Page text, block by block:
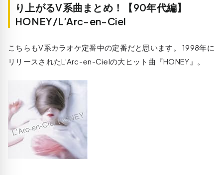
り上がるV系曲まとめ！【90年代編】
HONEY/L’Arc-en-Ciel
こちらもV系カラオケ定番中の定番だと思います。 1998年に
リリースされたL’Arc-en-Cielの大ヒット曲『HONEY』。